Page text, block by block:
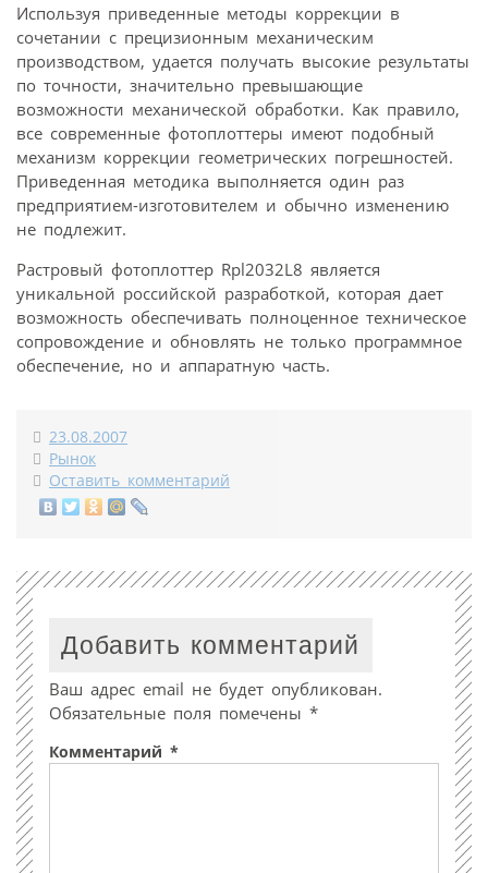
Используя приведенные методы коррекции в
сочетании с прецизионным механическим
производством, удается получать высокие результаты
по точности, значительно превышающие
возможности механической обработки. Как правило,
все современные фотоплоттеры имеют подобный
механизм коррекции геометрических погрешностей.
Приведенная методика выполняется один раз
предприятием-изготовителем и обычно изменению
не подлежит.
Растровый фотоплоттер Rpl2032L8 является
уникальной российской разработкой, которая дает
возможность обеспечивать полноценное техническое
сопровождение и обновлять не только программное
обеспечение, но и аппаратную часть.
23.08.2007
Рынок
Оставить комментарий
Добавить комментарий
Ваш адрес email не будет опубликован.
Обязательные поля помечены *
Комментарий *